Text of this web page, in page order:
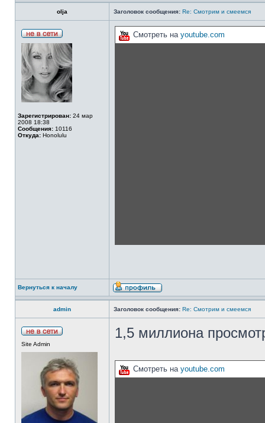
olja Заголовок сообщения: Re: Смотрим и смеемся
Зарегистрирован: 24 мар
2008 18:38
Сообщения: 10116
Откуда: Honolulu
Смотреть на youtube.com
Вернуться к началу
admin Заголовок сообщения: Re: Смотрим и смеемся
Site Admin
1,5 миллиона
Смотреть на youtube.com